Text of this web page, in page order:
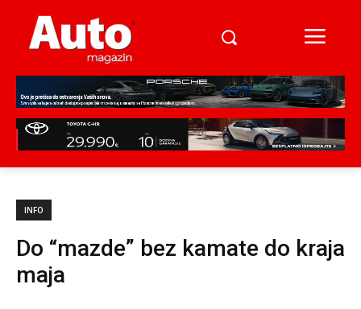
INFO
Do “mazde” bez kamate do kraja
maja